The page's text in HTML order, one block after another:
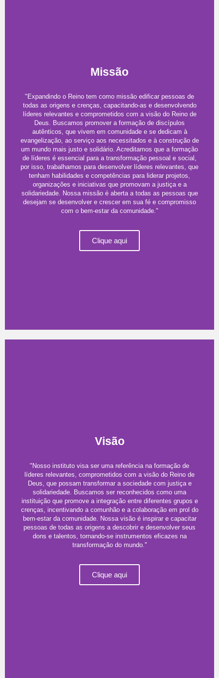
Missão
"Expandindo o Reino tem como missão edificar pessoas de
todas as origens e crenças, capacitando-as e desenvolvendo
líderes relevantes e comprometidos com a visão do Reino de
Deus. Buscamos promover a formação de discípulos
autênticos, que vivem em comunidade e se dedicam à
evangelização, ao serviço aos necessitados e à construção de
um mundo mais justo e solidário. Acreditamos que a formação
de líderes é essencial para a transformação pessoal e social,
por isso, trabalhamos para desenvolver líderes relevantes, que
tenham habilidades e competências para liderar projetos,
organizações e iniciativas que promovam a justiça e a
solidariedade. Nossa missão é aberta a todas as pessoas que
desejam se desenvolver e crescer em sua fé e compromisso
com o bem-estar da comunidade."
Clique aqui
Visão
"Nosso instituto visa ser uma referência na formação de
líderes relevantes, comprometidos com a visão do Reino de
Deus, que possam transformar a sociedade com justiça e
solidariedade. Buscamos ser reconhecidos como uma
instituição que promove a integração entre diferentes grupos e
crenças, incentivando a comunhão e a colaboração em prol do
bem-estar da comunidade. Nossa visão é inspirar e capacitar
pessoas de todas as origens a descobrir e desenvolver seus
dons e talentos, tornando-se instrumentos eficazes na
transformação do mundo."
Clique aqui